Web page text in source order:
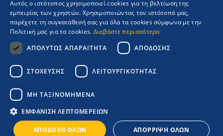
Ακαδημίας 32, 106 72, Αθήνα, Ελλάδα
T. +30 210 3609801
F. +30 210 3602001
cruises@navigator.gr
reservations@navigator.gr
Copyrights Navigator ©
ΜΗ.Τ.Ε 0206Ε60000476600
Πολιτική Ποιότητας
Booking Engine:
Credits:
GREEK
Αυτός ο ιστότοπος χρησιμοποιεί cookies για τη βελτίωση της
εμπειρίας των χρηστών. Χρησιμοποιώντας τον ιστότοπό μας,
παρέχετε τη συγκατάθεσή σας για όλα τα cookies σύμφωνα με την
Πολιτική μας για τα cookies. Διαβάστε περισσότερα
ΑΠΟΛΎΤΩΣ ΑΠΑΡΑΊΤΗΤΑ
ΑΠΌΔΟΣΗΣ
ΣΤΌΧΕΥΣΗΣ ΛΕΙΤΟΥΡΓΙΚΌΤΗΤΑΣ
ΜΗ ΤΑΞΙΝΟΜΗΜΈΝΑ
ΕΜΦΆΝΙΣΗ ΛΕΠΤΟΜΕΡΕΙΏΝ
ΑΠΟΔΟΧΉ ΌΛΩΝ ΑΠΌΡΡΙΨΗ ΌΛΩΝ